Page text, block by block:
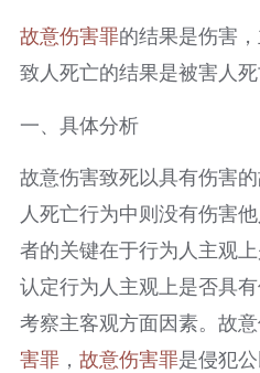
故意伤害罪的结果是伤害
致人死亡的结果是被害人
一、具体分析
故意伤害致死以具有伤害
人死亡行为中则没有伤害
者的关键在于行为人主观上
认定行为人主观上是否具
考察主客观方面因素。故
害罪， 故意伤害罪是侵犯